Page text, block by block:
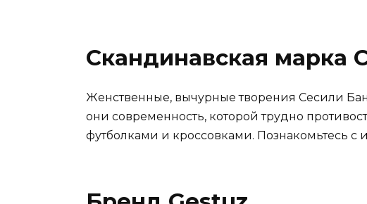
Скандинавская марка
Женственные, вычурные творения Сесили
они современность, которой трудно
футболками и кроссовками. Познакомьтесь